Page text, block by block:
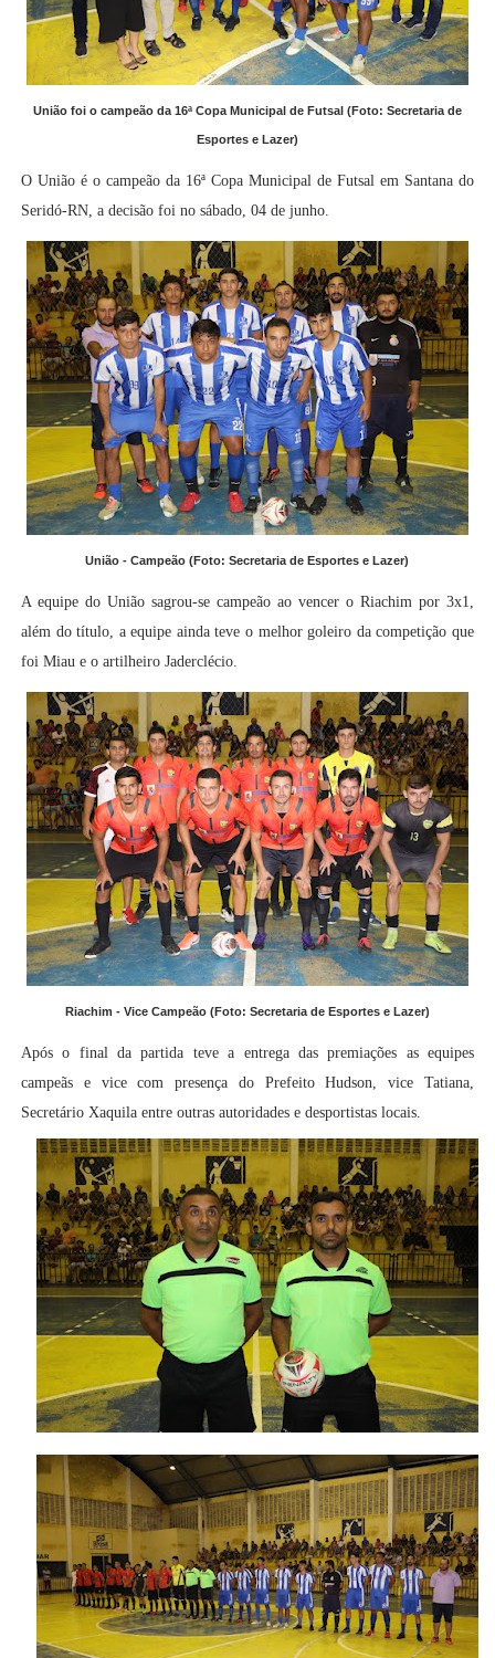
União foi o campeão da 16ª Copa Municipal de Futsal (Foto: Secretaria de
Esportes e Lazer)
O União é o campeão da 16ª Copa Municipal de Futsal em Santana do
Seridó-RN, a decisão foi no sábado, 04 de junho.
União - Campeão (Foto: Secretaria de Esportes e Lazer)
A equipe do União sagrou-se campeão ao vencer o Riachim por 3x1,
além do título, a equipe ainda teve o melhor goleiro da competição que
foi Miau e o artilheiro Jaderclécio.
Riachim - Vice Campeão (Foto: Secretaria de Esportes e Lazer)
Após o final da partida teve a entrega das premiações as equipes
campeãs e vice com presença do Prefeito Hudson, vice Tatiana,
Secretário Xaquila entre outras autoridades e desportistas locais.